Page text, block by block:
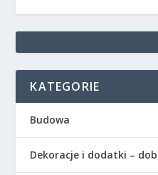
KATEGORIE
Budowa
Dekoracje i dodatki –